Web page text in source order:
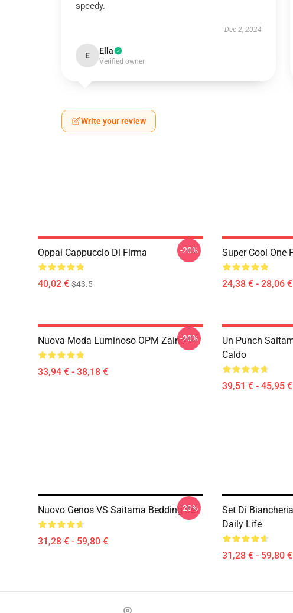
speedy.
Dec 2, 2024
E Ella
Verified owner
Write your review
Oppai Cappuccio Di Firma
40,02 € $43.5
-20% Super Cool One
24,38 € - 28,06 €
Nuova Moda Luminoso OPM Zaino
33,94 € - 38,18 €
-20%
Un Punch
Caldo
39,51 € - 45,95 €
Nuovo Genos VS Saitama Bedding Set
31,28 € - 59,80 €
-20%
Set Di
Daily Life
31,28 € - 59,80 €